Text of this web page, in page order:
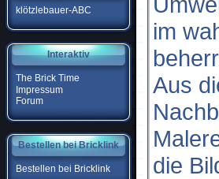
klötzlebauer-ABC
Interaktiv
The Brick Time
Impressum
Forum
Bestellen bei Bricklink
Bestellen bei Bricklink
im
Aus
die